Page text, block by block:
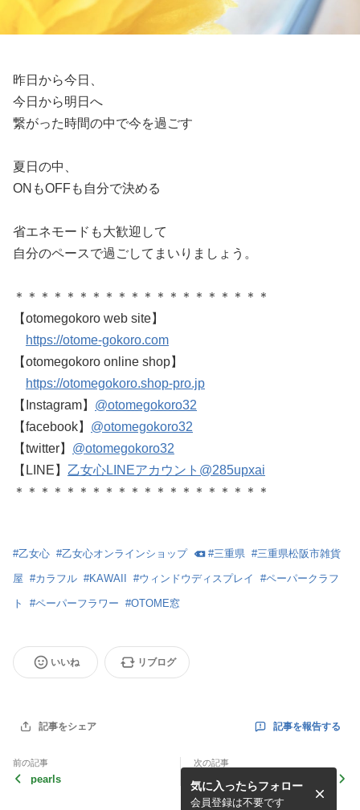
昨日から今日、
今日から明日へ
繋がった時間の中で今を過ごす
夏日の中、
ONもOFFも自分で決める
省エネモードも大歓迎して
自分のペースで過ごしてまいりましょう。
＊＊＊＊＊＊＊＊＊＊＊＊＊＊＊＊＊＊＊＊
【otomegokoro web site】
https://otome-gokoro.com
【otomegokoro online shop】
https://otomegokoro.shop-pro.jp
【Instagram】 @otomegokoro32
【facebook】 @otomegokoro32
【twitter】 @otomegokoro32
【LINE】 乙女心LINEアカウント@285upxai
＊＊＊＊＊＊＊＊＊＊＊＊＊＊＊＊＊＊＊＊
#乙女心 #乙女心オンラインショップ #三重県 #三重県松阪市雑貨
屋 #カラフル #KAWAII #ウィンドウディスプレイ #ペーパークラフ
ト #ペーパーフラワー #OTOME窓
いいね リブログ
記事をシェア 記事を報告する
前の記事
pearls
次の記事
〇乙女窓ページ更新のお知ら
せ〇
気に入ったらフォロー
会員登録は不要です